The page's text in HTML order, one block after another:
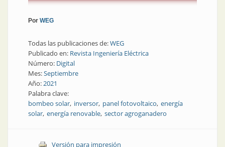
Por WEG
Todas las publicaciones de:WEG
Publicado en: Revista Ingeniería Eléctrica
Número: Digital
Mes:Septiembre
Año:2021
Palabra clave:
bombeo solar inversor panel fotovoltaico energía
solar energía renovable sector agroganadero
Versión para impresión